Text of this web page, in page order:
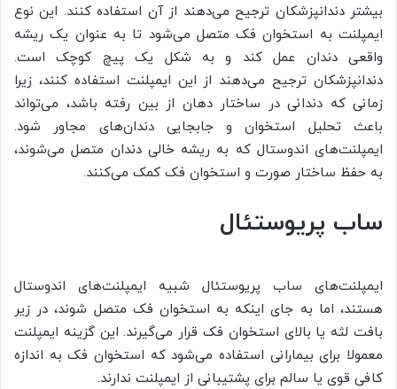
بیشتر دندانپزشکان ترجیح می‌دهند از آن استفاده کنند. این نوع
ایمپلنت به استخوان فک متصل می‌شود تا به عنوان یک ریشه
واقعی دندان عمل کند و به شکل یک پیچ کوچک است.
دندانپزشکان ترجیح می‌دهند از این ایمپلنت استفاده کنند، زیرا
زمانی که دندانی در ساختار دهان از بین رفته باشد، می‌تواند
باعث تحلیل استخوان و جابجایی دندان‌های مجاور شود.
ایمپلنت‌های اندوستال که به ریشه خالی دندان متصل می‌شوند،
به حفظ ساختار صورت و استخوان فک کمک می‌کنند.
ساب پریوستئال
ایمپلنت‌های ساب پریوستئال شبیه ایمپلنت‌های اندوستال
هستند، اما به جای اینکه به استخوان فک متصل شوند، در زیر
بافت لثه یا بالای استخوان فک قرار می‌گیرند. این گزینه ایمپلنت
معمولا برای بیمارانی استفاده می‌شود که استخوان فک به اندازه
کافی قوی یا سالم برای پشتیبانی از ایمپلنت ندارند.